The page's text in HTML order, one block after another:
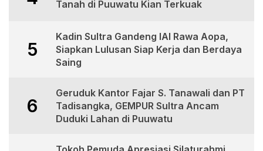
Tanah di Puuwatu Kian Terkuak
5
Kadin Sultra Gandeng IAI Rawa Aopa,
Siapkan Lulusan Siap Kerja dan Berdaya
Saing
6
Geruduk Kantor Fajar S. Tanawali dan PT
Tadisangka, GEMPUR Sultra Ancam
Duduki Lahan di Puuwatu